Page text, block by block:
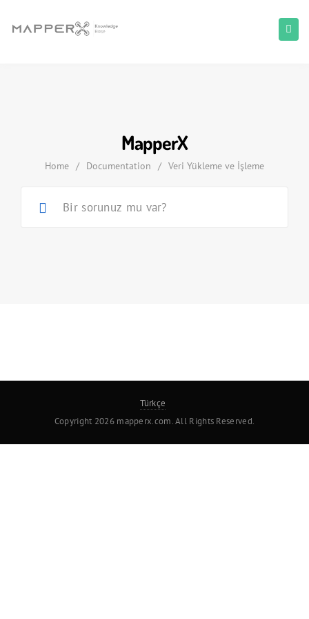
MapperX
Home / Documentation / Veri Yükleme ve İşleme
Türkçe
Copyright 2026 mapperx.com. All Rights Reserved.